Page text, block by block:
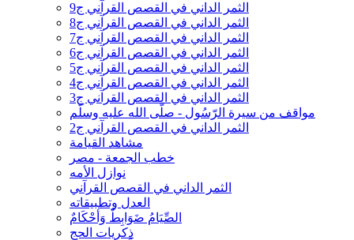
الثمر الداني في القصص القرآني ج9
الثمر الداني في القصص القرآني ج8
الثمر الداني في القصص القرآني ج7
الثمر الداني في القصص القرآني ج6
الثمر الداني في القصص القرآني ج5
الثمر الداني في القصص القرآني ج4
الثمر الداني في القصص القرآني ج3
مواقف من سيرة الرّسُول - صلّى الله عليه وسلّم
الثمر الداني في القصص القرآني ج2
مشاهد القيامة
خطب الجمعة - مصر
نوازل الأمه
الثمر الداني في القصص القرآني
العدل وتطبيقاته
الصِّيَامُ ضَوَابِطٌ وَأحْكَامٌ
ذكريات الحج